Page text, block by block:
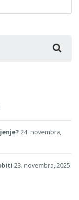
24. novembra,
23. novembra, 2025